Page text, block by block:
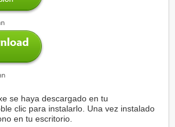
se haya descargado en tu
clic para instalarlo. Una vez instalado
en tu escritorio.